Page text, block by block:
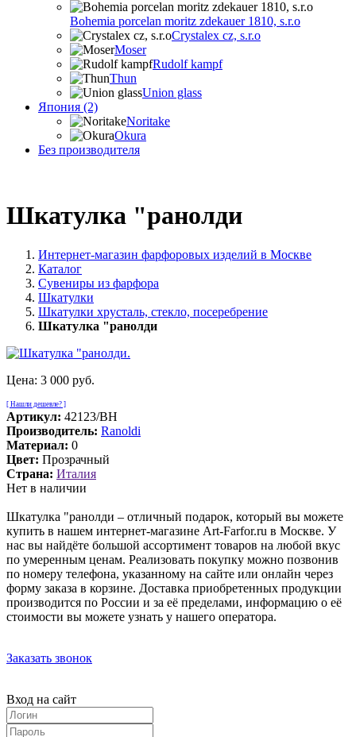
Bohemia porcelan moritz zdekauer 1810, s.r.o
Crystalex cz, s.r.o
Moser
Rudolf kampf
Thun
Union glass
Япония (2)
Noritake
Okura
Без производителя
Шкатулка "ранолди
Интернет-магазин фарфоровых изделий в Москве
Каталог
Сувениры из фарфора
Шкатулки
Шкатулки хрусталь, стекло, посеребрение
Шкатулка "ранолди
Цена: 3 000 руб.
[ Нашли дешевле? ]
Артикул: 42123/BH
Производитель: Ranoldi
Материал: 0
Цвет: Прозрачный
Страна: Италия
Нет в наличии
Шкатулка "ранолди – отличный подарок, который вы можете
купить в нашем интернет-магазине Art-Farfor.ru в Москве. У
нас вы найдёте большой ассортимент товаров на любой вкус
по умеренным ценам. Реализовать покупку можно позвонив
по номеру телефона, указанному на сайте или онлайн через
форму заказа в корзине. Доставка приобретенных продукции
производится по России и за её пределами, информацию о её
стоимости вы можете узнать у нашего оператора.
Заказать звонок
Вход на сайт